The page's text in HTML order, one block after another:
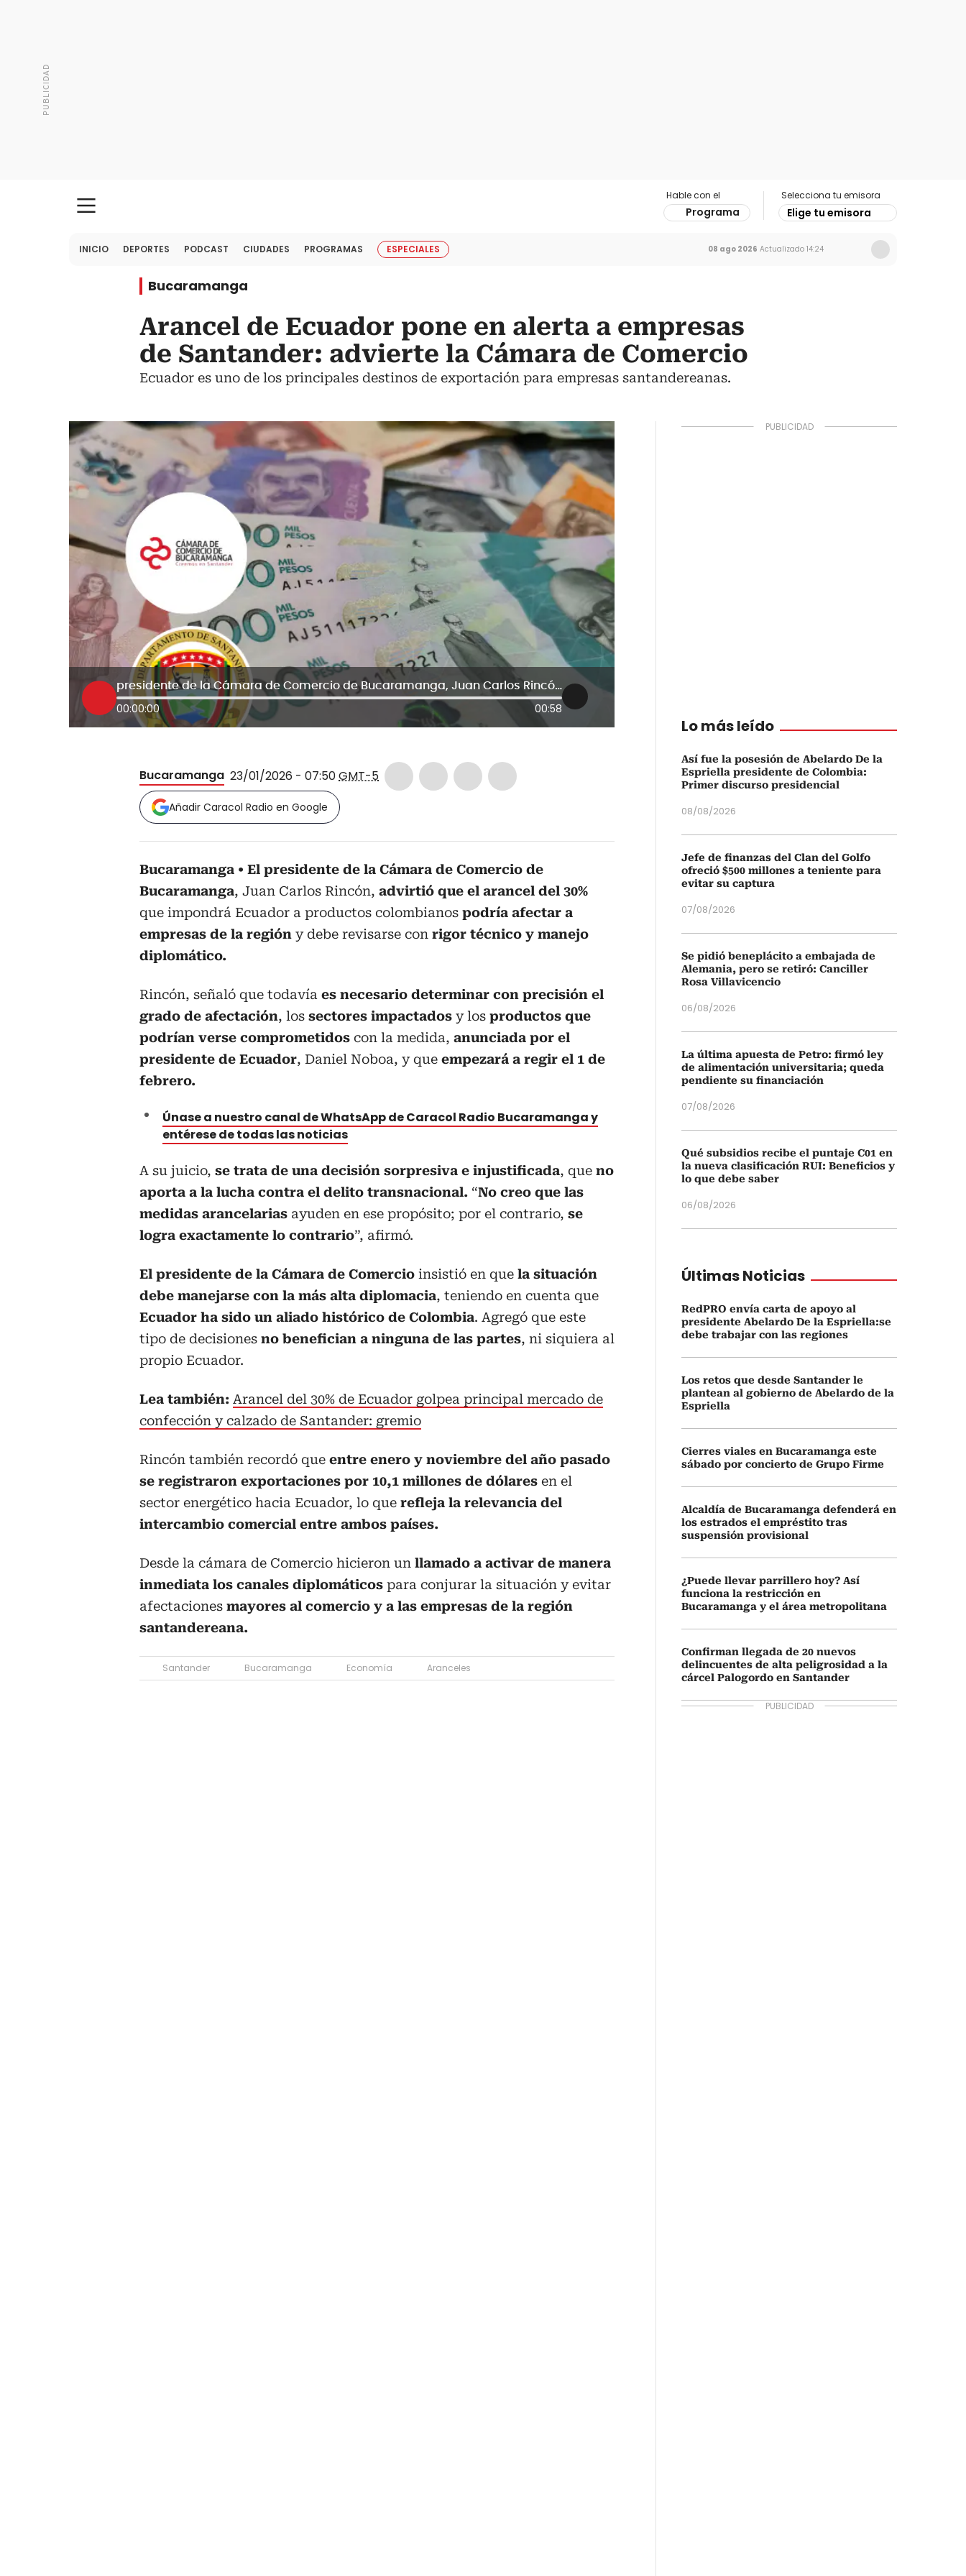
Hable con el
Programa
Selecciona tu emisora
Elige tu emisora
INICIO DEPORTES PODCAST CIUDADES PROGRAMAS ESPECIALES 08 ago 2026 Actualizado 14:24
Bucaramanga
Arancel de Ecuador pone en alerta a empresas
de Santander: advierte la Cámara de Comercio
Ecuador es uno de los principales destinos de exportación para empresas santandereanas.
presidente de la Cámara de Comercio de Bucaramanga, Juan Carlos Rincón.
00:00:00 00:58
Bucaramanga 23/01/2026 - 07:50GMT-5
Añadir Caracol Radio en Google
Bucaramanga
El presidente de la Cámara de Comercio de
Bucaramanga, Juan Carlos Rincón, advirtió que el arancel del 30%
que impondrá Ecuador a productos colombianos podría afectar a
empresas de la región y debe revisarse con rigor técnico y manejo
diplomático.
Rincón, señaló que todavía es necesario determinar con precisión el
grado de afectación, los sectores impactados y los productos que
podrían verse comprometidos con la medida, anunciada por el
presidente de Ecuador, Daniel Noboa, y que empezará a regir el 1 de
febrero.
Únase a nuestro canal de WhatsApp de Caracol Radio Bucaramanga y
entérese de todas las noticias
A su juicio, se trata de una decisión sorpresiva e injustificada, que no
aporta a la lucha contra el delito transnacional. “No creo que las
medidas arancelarias ayuden en ese propósito; por el contrario, se
logra exactamente lo contrario”, afirmó.
El presidente de la Cámara de Comercio insistió en que la situación
debe manejarse con la más alta diplomacia, teniendo en cuenta que
Ecuador ha sido un aliado histórico de Colombia. Agregó que este
tipo de decisiones no benefician a ninguna de las partes, ni siquiera al
propio Ecuador.
Lea también: Arancel del 30% de Ecuador golpea principal mercado de
confección y calzado de Santander: gremio
Rincón también recordó que entre enero y noviembre del año pasado
se registraron exportaciones por 10,1 millones de dólares en el
sector energético hacia Ecuador, lo que refleja la relevancia del
intercambio comercial entre ambos países.
Desde la cámara de Comercio hicieron un llamado a activar de manera
inmediata los canales diplomáticos para conjurar la situación y evitar
afectaciones mayores al comercio y a las empresas de la región
santandereana.
Santander Bucaramanga Economía Aranceles
Lo más leído
Así fue la posesión de Abelardo De la
Espriella presidente de Colombia:
Primer discurso presidencial
08/08/2026
Jefe de finanzas del Clan del Golfo
ofreció $500 millones a teniente para
evitar su captura
07/08/2026
Se pidió beneplácito a embajada de
Alemania, pero se retiró: Canciller
Rosa Villavicencio
06/08/2026
La última apuesta de Petro: firmó ley
de alimentación universitaria; queda
pendiente su financiación
07/08/2026
Qué subsidios recibe el puntaje C01 en
la nueva clasificación RUI: Beneficios y
lo que debe saber
06/08/2026
Últimas Noticias
RedPRO envía carta de apoyo al
presidente Abelardo De la Espriella:se
debe trabajar con las regiones
Los retos que desde Santander le
plantean al gobierno de Abelardo de la
Espriella
Cierres viales en Bucaramanga este
sábado por concierto de Grupo Firme
Alcaldía de Bucaramanga defenderá en
los estrados el empréstito tras
suspensión provisional
¿Puede llevar parrillero hoy? Así
funciona la restricción en
Bucaramanga y el área metropolitana
Confirman llegada de 20 nuevos
delincuentes de alta peligrosidad a la
cárcel Palogordo en Santander